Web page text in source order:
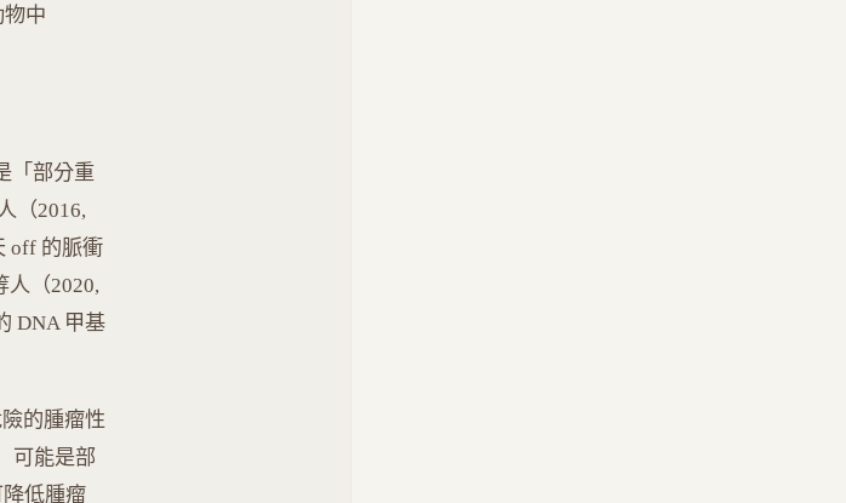
中
「部分重
（2016,
off 的脈衝
（2020,
DNA 甲基
的腫瘤性
可能是部
低腫瘤